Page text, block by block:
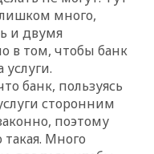
много,
и двумя
в том, чтобы банк
услуги.
банк, пользуясь
сторонним
поэтому
Много